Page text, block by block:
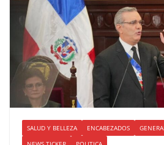
SALUD Y BELLEZA ENCABEZADOS